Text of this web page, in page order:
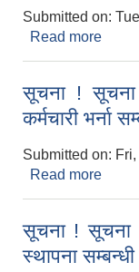
Submitted on:
Read more
सूचना ! सूचना
कर्मचारी भर्ना
Submitted on:
Read more
सूचना ! सूचना
स्थापना